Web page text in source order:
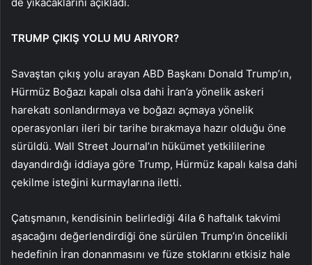
TRUMP ÇIKIŞ YOLU MU ARIYOR?
Savaştan çıkış yolu arayan ABD Başkanı Donald Trump’ın,
Hürmüz Boğazı kapalı olsa dahi İran’a yönelik askeri
harekatı sonlandırmaya ve boğazı açmaya yönelik
operasyonları ileri bir tarihe bırakmaya hazır olduğu öne
sürüldü. Wall Street Journal’ın hükümet yetkililerine
dayandırdığı iddiaya göre Trump, Hürmüz kapalı kalsa dahi
çekilme isteğini kurmaylarına iletti.
Çatışmanın, kendisinin belirlediği 4ila 6 haftalık takvimi
aşacağını değerlendirdiği öne sürülen Trump’ın öncelikli
hedefinin İran donanmasını ve füze stoklarını etkisiz hale